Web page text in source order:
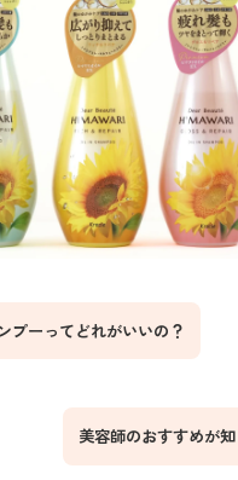
プーってどれがいいの？
美容師のおすすめが知